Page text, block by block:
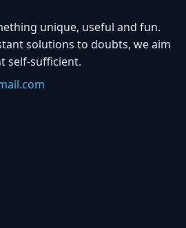
unique, useful and fun.
solutions to doubts, we aim
self-sufficient.